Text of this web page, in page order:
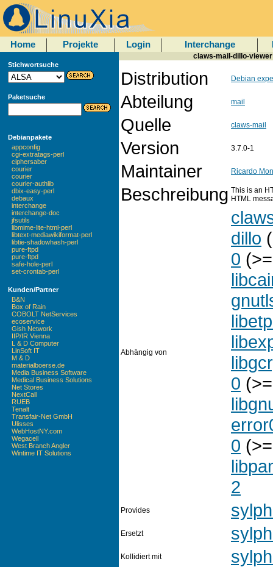
Home Projekte Login Interchange
Stichwortsuche
Paketsuche
Debianpakete
appconfig
cgi-extratags-perl
ciphersaber
courier
courier
courier-authlib
dbix-easy-perl
debaux
interchange
interchange-doc
jfsutils
libmime-lite-html-perl
libtext-mediawikiformat-perl
libtie-shadowhash-perl
pure-ftpd
pure-ftpd
safe-hole-perl
set-crontab-perl
Kunden/Partner
B&N
Box of Rain
COBOLT NetServices
ecoservice
Gish Network
IIP/IR Vienna
L & D Computer
LinSoft IT
M & D
materialboerse.de
Media Business Software
Medical Business Solutions
Net Stores
NextCall
RUEB
Tenalt
Transfair-Net GmbH
Ulisses
WebHostNY.com
Wegacell
West Branch Angler
Wintime IT Solutions
claws-mail-dillo-
Distribution Debian
Abteilung mail
Quelle claws-mail
Version 3.7.0-1
Maintainer Ricardo
Beschreibung This is an
HTML
Abhängig von
dillo
0
0
0
2
Provides
Ersetzt
Kollidiert mit